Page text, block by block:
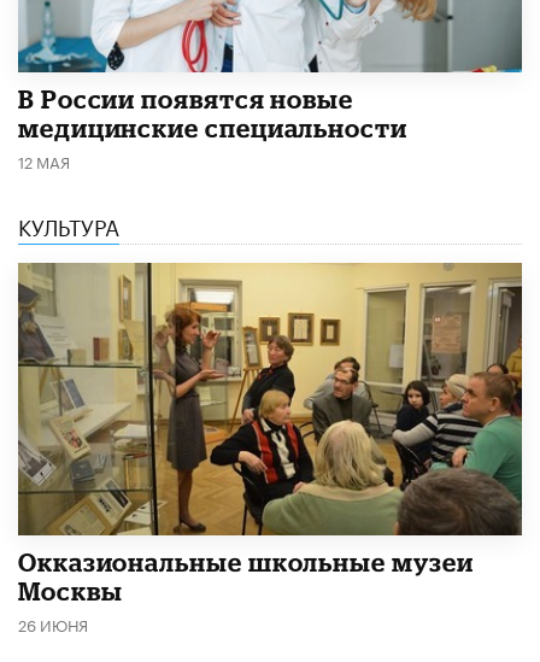
В России появятся новые
медицинские специальности
12 МАЯ
КУЛЬТУРА
​Окказиональные школьные музеи
Москвы
26 ИЮНЯ